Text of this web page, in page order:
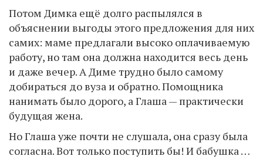
Потом Димка ещё долго распылялся в
объяснении выгоды этого предложения для них
самих: маме предлагали высоко оплачиваемую
работу, но там она должна находится весь день
и даже вечер. А Диме трудно было самому
добираться до вуза и обратно. Помощника
нанимать было дорого, а Глаша — практически
будущая жена.
Но Глаша уже почти не слушала, она сразу была
согласна. Вот только поступить бы! И бабушка …